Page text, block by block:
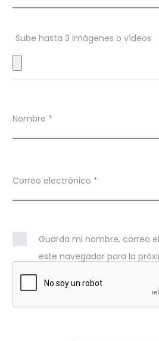
n
e
s
Sube hasta 3 imágenes o vídeos
Nombre *
Correo electrónico *
Guarda mi nombre, correo
este navegador para la